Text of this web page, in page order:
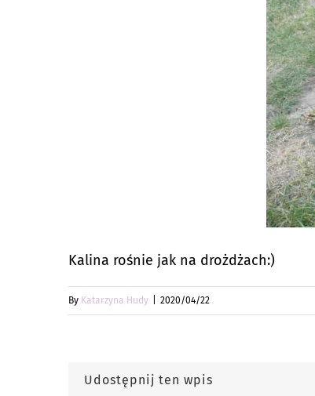
Kalina rośnie jak na drożdżach:)
By Katarzyna Hudy 2020/04/22
Udostępnij ten wpis